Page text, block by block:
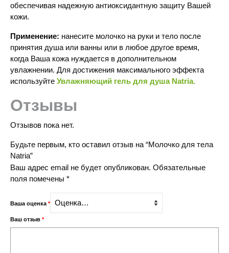
обеспечивая надежную антиоксидантную защиту Вашей
кожи.
Применение: нанесите молочко на руки и тело после
принятия душа или ванны или в любое другое время,
когда Ваша кожа нуждается в дополнительном
увлажнении. Для достижения максимального эффекта
используйте Увлажняющий гель для душа Natria.
Отзывы
Отзывов пока нет.
Будьте первым, кто оставил отзыв на “Молочко для тела
Natria”
Ваш адрес email не будет опубликован. Обязательные
поля помечены *
Ваша оценка *
Ваш отзыв *